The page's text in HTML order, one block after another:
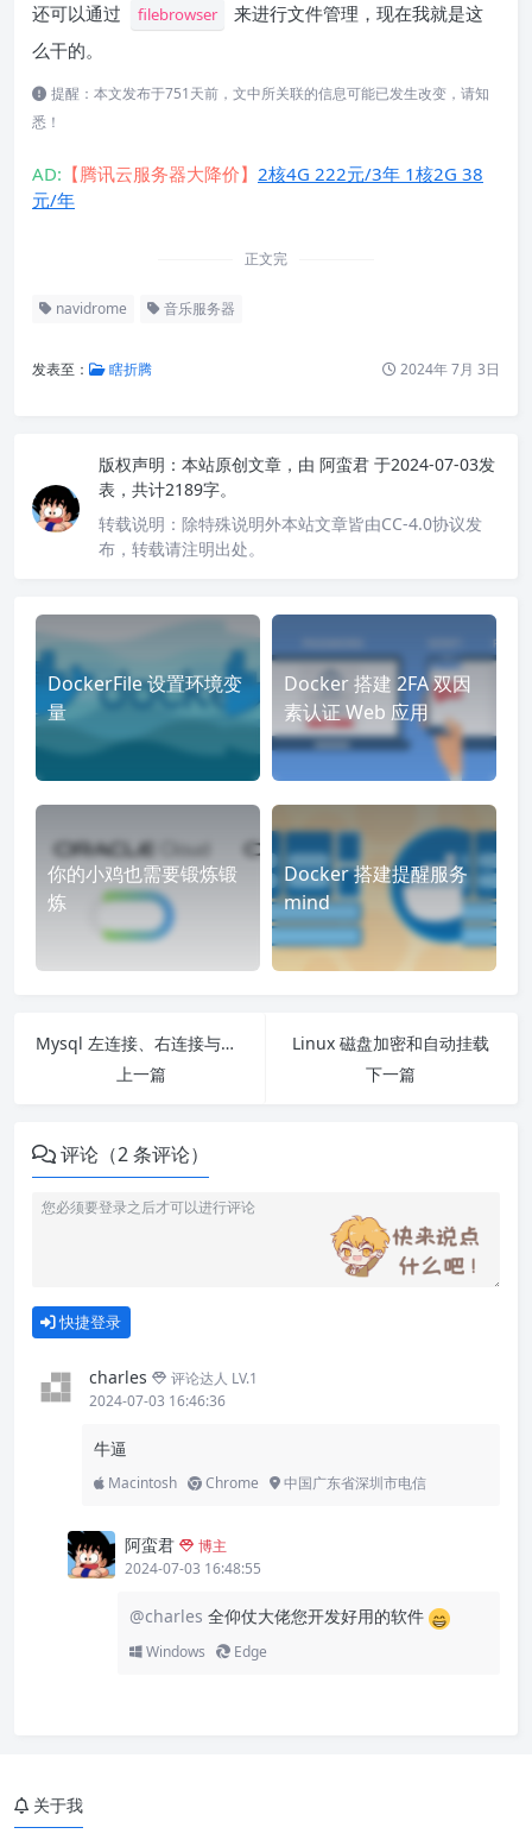
还可以通过
filebrowser
来进行文件管理，现在我就是这
么干的。
提醒：本文发布于751天前，文中所关联的信息可能已发生改变，请知
悉！
AD: 【腾讯云服务器大降价】 2核4G 222元/3年 1核2G 38
元/年
正文完
navidrome 音乐服务器
发表至： 瞎折腾 2024年 7月 3日
版权声明： 本站原创文章，由 阿蛮君 于2024-07-03发
表，共计2189字。
转载说明： 除特殊说明外本站文章皆由CC-4.0协议发
布，转载请注明出处。
DockerFile 设置环境变
量
Docker 搭建 2FA 双因
素认证 Web 应用
你的小鸡也需要锻炼锻
炼
Docker 搭建提醒服务
mind
Mysql 左连接、右连接与全连接的区别
上一篇
Linux 磁盘加密和自动挂载
下一篇
评论（2 条评论）
快捷登录
charles
评论达人 LV.1
2024-07-03 16:46:36
牛逼
Macintosh Chrome 中国广东省深圳市电信
阿蛮君
博主
2024-07-03 16:48:55
@charles 全仰仗大佬您开发好用的软件
Windows Edge
关于我